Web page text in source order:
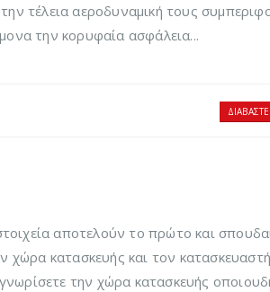
τέλεια αεροδυναμική τους
την κορυφαία ασφάλεια...
αποτελούν το πρώτο και
χώρα κατασκευής και τον
την χώρα κατασκευής